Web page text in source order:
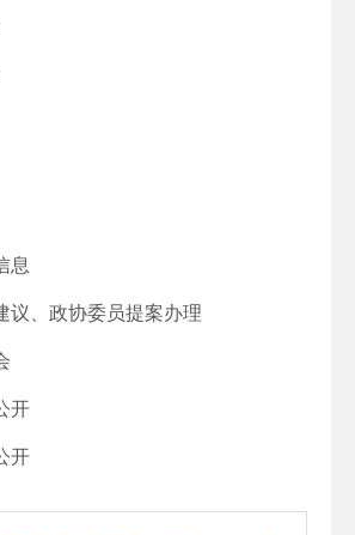
息
议、政协委员提案办理
开
开